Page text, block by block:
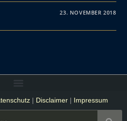
23. NOVEMBER 2018
| Disclaimer| Impressum